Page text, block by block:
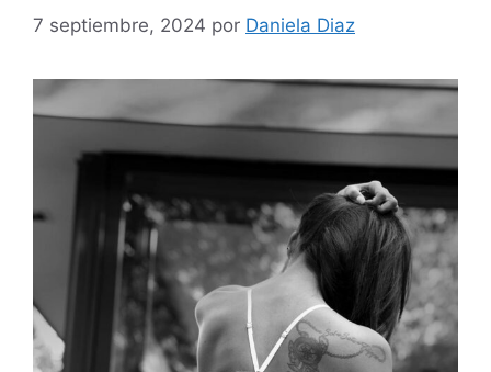
7 septiembre, 2024 por Daniela Diaz